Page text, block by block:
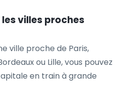
villes proches
ville proche de Paris,
ou Lille, vous pouvez
en train à grande